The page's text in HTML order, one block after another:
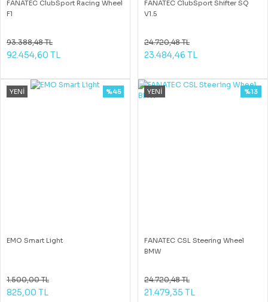
FANATEC ClubSport Racing Wheel
F1
93.388,48 TL
92.454,60 TL
FANATEC ClubSport Shifter SQ
V1.5
24.720,48 TL
23.484,46 TL
YENİ
EMO Smart Light
%45
1.500,00 TL
825,00 TL
YENİ
FANATEC CSL Steering Wheel
BMW
%13
24.720,48 TL
21.479,35 TL